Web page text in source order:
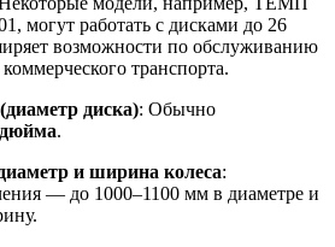
могут работать с дисками до 26
возможности по обслуживанию
транспорта.
диска): Обычно
.
и ширина колеса:
— до 1000–1100 мм в диаметре и
.